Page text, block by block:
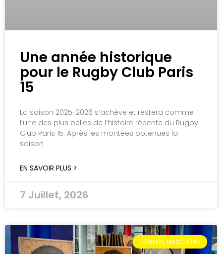
Une année historique
pour le Rugby Club Paris
15
La saison 2025-2026 s’achève et restera comme
l’une des plus belles de l’histoire récente du Rugby
Club Paris 15. Après les montées obtenues la
saison
EN SAVOIR PLUS >
7 Juillet, 2026
SÉNIORS MASCULINS